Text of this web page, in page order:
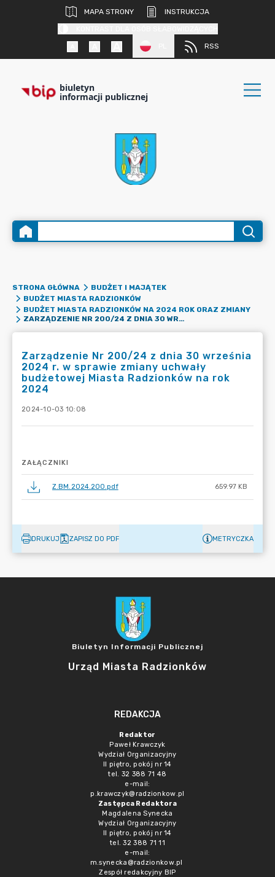
MAPA STRONY
INSTRUKCJA
RSS
biuletyn
informacji publicznej
STRONA GŁÓWNA
BUDŻET I MAJĄTEK
BUDŻET MIASTA RADZIONKÓW
BUDŻET MIASTA RADZIONKÓW NA 2024 ROK ORAZ ZMIANY
ZARZĄDZENIE NR 200/24 Z DNIA 30 WRZEŚNIA 2024 R. W SPRAWIE ZMIANY UCHWAŁY BUDŻETOWEJ MIASTA RADZIONKÓW NA ROK 2024
Zarządzenie Nr 200/24 z dnia 30 września
2024 r. w sprawie zmiany uchwały
budżetowej Miasta Radzionków na rok
2024
2024-10-03 10:08
ZAŁĄCZNIKI
Z.BM.2024.200.pdf 659.97 KB
DRUKUJ ZAPISZ DO PDF METRYCZKA
Biuletyn Informacji Publicznej
Urząd Miasta Radzionków
REDAKCJA
Redaktor
Paweł Krawczyk
Wydział Organizacyjny
II piętro, pokój nr 14
tel. 32 388 71 48
e-mail:
p.krawczyk@radzionkow.pl
Zastępca Redaktora
Magdalena Synecka
Wydział Organizacyjny
II piętro, pokój nr 14
tel. 32 388 71 11
e-mail:
m.synecka@radzionkow.pl
Zespół redakcyjny BIP